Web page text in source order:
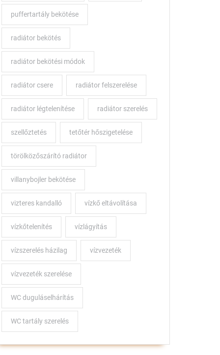
puffertartály bekötése
radiátor bekötés
radiátor bekötési módok
radiátor csere radiátor felszerelése
radiátor légtelenítése radiátor szerelés
szellőztetés tetőtér hőszigetelése
törölközőszárító radiátor
villanybojler bekötése
vizteres kandalló vízkő eltávolítása
vízkőtelenítés vízlágyítás
vízszerelés házilag vízvezeték
vízvezeték szerelése
WC duguláselhárítás
WC tartály szerelés